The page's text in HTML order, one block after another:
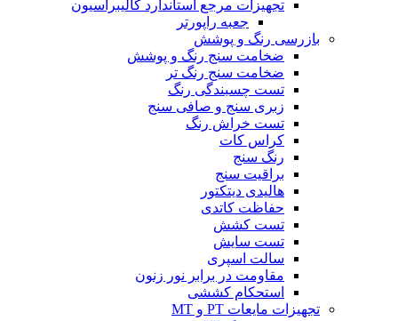
تجهیزات مرجع استاندارد کالیبراسیون
جعبه راپورتر
بازرسی رنگ و پوشش
ضخامت سنج رنگ و پوشش
ضخامت سنج رنگ تر
تست چسبندگی رنگ
زبری سنج و صافی سنج
تست خراش رنگ
کراس کات
رنگ سنج
براقیت سنج
هالیدی دیتکتور
حفاظت کاتدی
تست کشش
تست سایش
سالت اسپری
مقاومت در برابر نور زنون
استحکام کششی
تجهیزات مایعات PT و MT